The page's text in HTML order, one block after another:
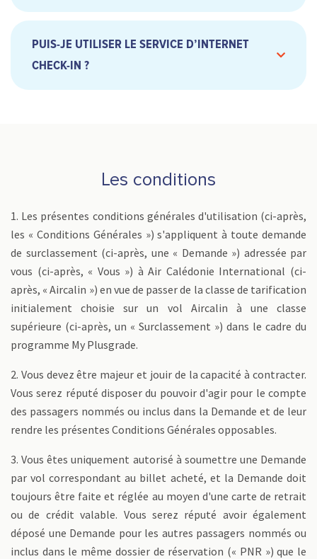
PUIS-JE UTILISER LE SERVICE D’INTERNET
CHECK-IN ?
Les conditions
1. Les présentes conditions générales d'utilisation (ci-après,
les « Conditions Générales ») s'appliquent à toute demande
de surclassement (ci-après, une « Demande ») adressée par
vous (ci-après, « Vous ») à Air Calédonie International (ci-
après, « Aircalin ») en vue de passer de la classe de tarification
initialement choisie sur un vol Aircalin à une classe
supérieure (ci-après, un « Surclassement ») dans le cadre du
programme My Plusgrade.
2. Vous devez être majeur et jouir de la capacité à contracter.
Vous serez réputé disposer du pouvoir d'agir pour le compte
des passagers nommés ou inclus dans la Demande et de leur
rendre les présentes Conditions Générales opposables.
3. Vous êtes uniquement autorisé à soumettre une Demande
par vol correspondant au billet acheté, et la Demande doit
toujours être faite et réglée au moyen d'une carte de retrait
ou de crédit valable. Vous serez réputé avoir également
déposé une Demande pour les autres passagers nommés ou
inclus dans le même dossier de réservation (« PNR ») que le